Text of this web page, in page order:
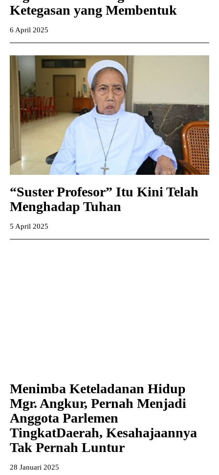
Ketegasan yang Membentuk
6 April 2025
“Suster Profesor” Itu Kini Telah
Menghadap Tuhan
5 April 2025
Menimba Keteladanan Hidup
Mgr. Angkur, Pernah Menjadi
Anggota Parlemen
TingkatDaerah, Kesahajaannya
Tak Pernah Luntur
28 Januari 2025